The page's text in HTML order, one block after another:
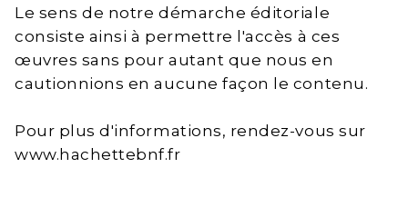
Le sens de notre démarche éditoriale
consiste ainsi à permettre l'accès à ces
œuvres sans pour autant que nous en
cautionnions en aucune façon le contenu.
Pour plus d'informations, rendez-vous sur
www.hachettebnf.fr